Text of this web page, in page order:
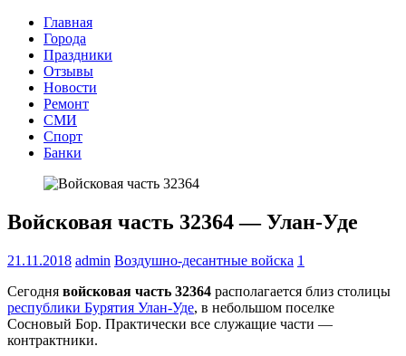
Главная
Города
Праздники
Отзывы
Новости
Ремонт
СМИ
Спорт
Банки
Войсковая часть 32364 — Улан-Уде
21.11.2018 admin Воздушно-десантные войска 1
Сегодня войсковая часть 32364 располагается близ столицы
республики Бурятия Улан-Уде, в небольшом поселке
Сосновый Бор. Практически все служащие части —
контрактники.